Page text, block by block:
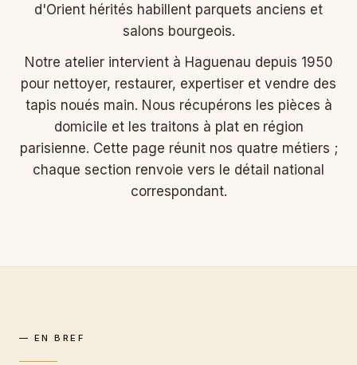
d'Orient hérités habillent parquets anciens et
salons bourgeois.
Notre atelier intervient à Haguenau depuis 1950
pour nettoyer, restaurer, expertiser et vendre des
tapis noués main. Nous récupérons les pièces à
domicile et les traitons à plat en région
parisienne. Cette page réunit nos quatre métiers ;
chaque section renvoie vers le détail national
correspondant.
— EN BREF